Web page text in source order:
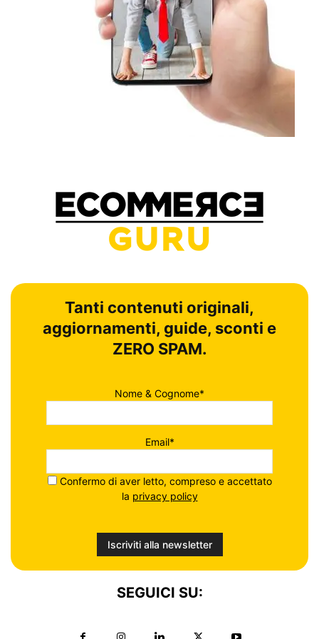
Tanti contenuti originali,
aggiornamenti, guide, sconti e
ZERO SPAM.
Nome & Cognome*
Email*
Confermo di aver letto, compreso e accettato
la privacy policy
SEGUICI SU: